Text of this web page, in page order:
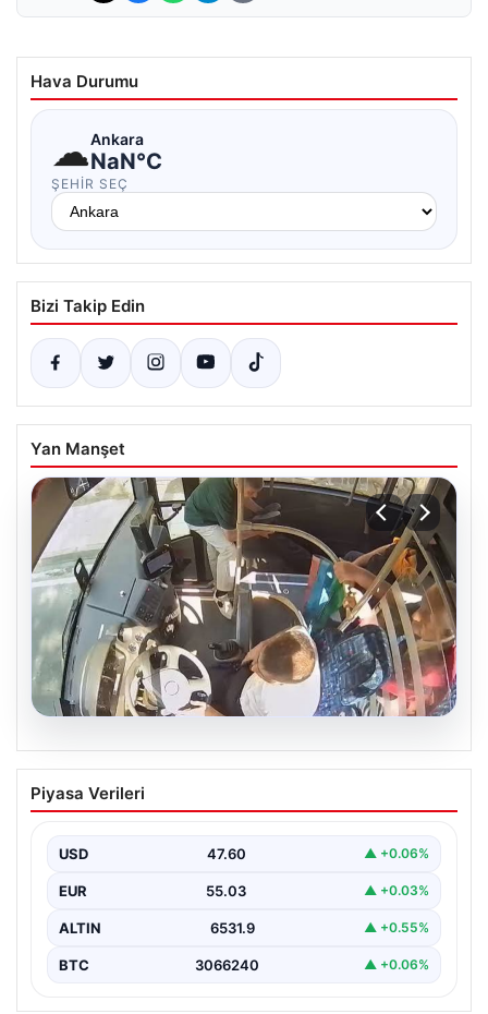
Hava Durumu
☁Ankara
NaN°C
ŞEHIR SEÇ
Bizi Takip Edin
Yan Manşet
Otobüste Rahatsızlanan Yolcuyu Şoför
Hızla Hastaneye Yönlendirdi
otobüslerinde yaşanan ilginç ve dikkat çekici…
Piyasa Verileri
USD 47.60 ▲ +0.06%
EUR 55.03 ▲ +0.03%
ALTIN 6531.9 ▲ +0.55%
BTC 3066240 ▲ +0.06%